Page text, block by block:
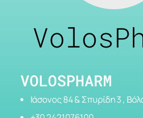
VOLOSPHARM
Ιάσονος 84 & Σπυρίδη 3 ,